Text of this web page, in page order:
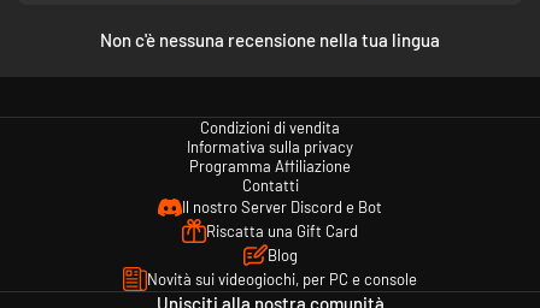
vantaggiose e farti raccomandare da chi ti deve dei favori.
Non c'è nessuna recensione nella tua lingua
Condizioni di vendita
Informativa sulla privacy
Programma Affiliazione
Contatti
Il nostro Server Discord e Bot
Riscatta una Gift Card
Blog
Novità sui videogiochi, per PC e console